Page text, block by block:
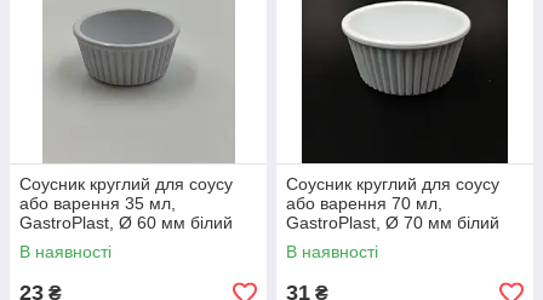
Соусник круглий для соусу
або варення 35 мл,
GastroPlast, Ø 60 мм білий
В наявності
23 ₴
Соусник круглий для соусу
або варення 70 мл,
GastroPlast, Ø 70 мм білий
В наявності
31 ₴